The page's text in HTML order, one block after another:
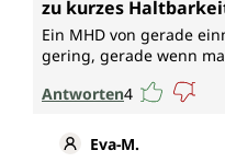
zu kurzes
Ein MHD von gerade
gering, gerade wenn
Antworten4
Eva-M.